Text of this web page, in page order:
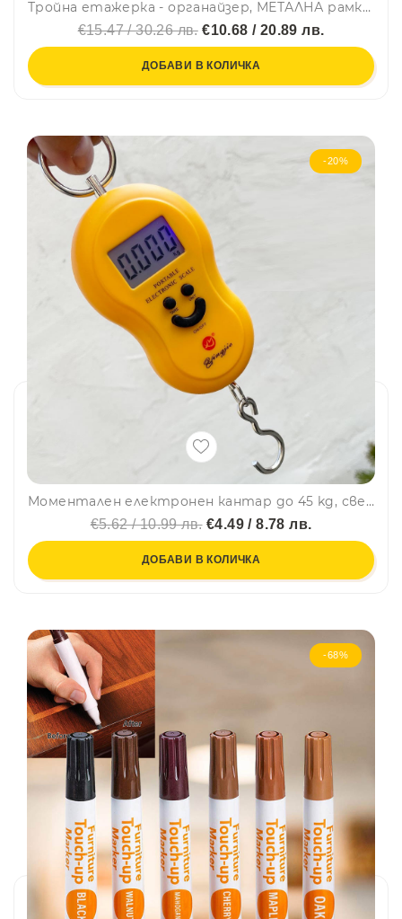
Тройна етажерка - органайзер, МЕТАЛНА рамка, до 5 кг, 102 х 35 х 35 см (БЕЗ КУТИИТЕ)
€15.47 / 30.26 лв.€10.68 / 20.89 лв.
ДОБАВИ В КОЛИЧКА
-20%
Моментален електронен кантар до 45 kg, светещ дисплей, авт. изключване
€5.62 / 10.99 лв.€4.49 / 8.78 лв.
ДОБАВИ В КОЛИЧКА
-68%